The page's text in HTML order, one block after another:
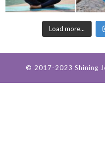
Load more...
© 2017-2023 Shining